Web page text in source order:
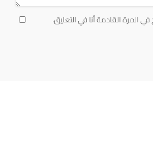
المرة القادمة أنا في التعليق.